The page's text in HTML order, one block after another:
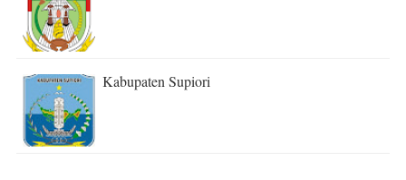
Kabupaten Supiori